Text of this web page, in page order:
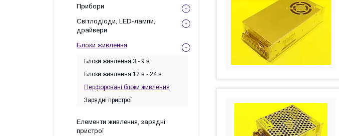
Прибори
Світлодіоди, LED-лампи,
драйвери
Блоки живлення
Блоки живлення 3 - 9 в
Блоки живлення 12 в - 24 в
Перфоровані блоки живлення
Зарядні пристрої
Елементи живлення, зарядні
пристрої